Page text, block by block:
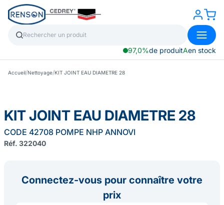
97,0%de produitAen stock
Accueil/Nettoyage/KIT JOINT EAU DIAMETRE 28
KIT JOINT EAU DIAMETRE 28
CODE 42708 POMPE NHP ANNOVI
Réf. 322040
Connectez-vous pour connaître votre
prix